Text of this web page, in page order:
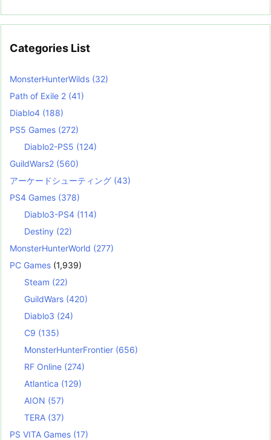
Categories List
MonsterHunterWilds (32)
Path of Exile 2 (41)
Diablo4 (188)
PS5 Games (272)
Diablo2-PS5 (124)
GuildWars2 (560)
アーケードシューティング (43)
PS4 Games (378)
Diablo3-PS4 (114)
Destiny (22)
MonsterHunterWorld (277)
PC Games (1,939)
Steam (22)
GuildWars (420)
Diablo3 (24)
C9 (135)
MonsterHunterFrontier (656)
RF Online (274)
Atlantica (129)
AION (57)
TERA (37)
PS VITA Games (17)